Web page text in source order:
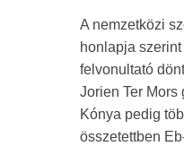
A nemzetközi
honlapja
felvonultató
Jorien Ter Mors
Kónya pedig
összetettben